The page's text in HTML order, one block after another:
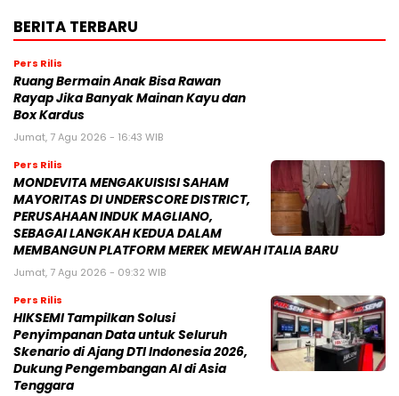
BERITA TERBARU
Pers Rilis
Ruang Bermain Anak Bisa Rawan
Rayap Jika Banyak Mainan Kayu dan
Box Kardus
Jumat, 7 Agu 2026 - 16:43 WIB
Pers Rilis
MONDEVITA MENGAKUISISI SAHAM
MAYORITAS DI UNDERSCORE DISTRICT,
PERUSAHAAN INDUK MAGLIANO,
SEBAGAI LANGKAH KEDUA DALAM
MEMBANGUN PLATFORM MEREK MEWAH ITALIA BARU
Jumat, 7 Agu 2026 - 09:32 WIB
Pers Rilis
HIKSEMI Tampilkan Solusi
Penyimpanan Data untuk Seluruh
Skenario di Ajang DTI Indonesia 2026,
Dukung Pengembangan AI di Asia
Tenggara